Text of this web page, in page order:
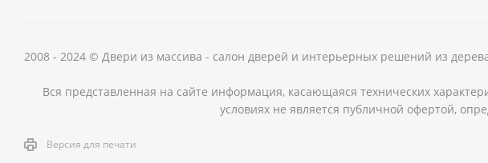
2008 - 2024 © Двери из массива - салон дверей и интерьерных решений из
Вся представленная на сайте информация, касающаяся технических
условиях не является публичной офертой,
Версия для печати